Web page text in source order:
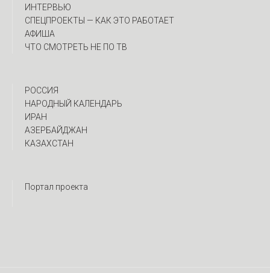
ИНТЕРВЬЮ
CПЕЦПРОЕКТЫ — КАК ЭТО РАБОТАЕТ
АФИША
ЧТО СМОТРЕТЬ НЕ ПО ТВ
РОССИЯ
НАРОДНЫЙ КАЛЕНДАРЬ
ИРАН
АЗЕРБАЙДЖАН
КАЗАХСТАН
Портал проекта